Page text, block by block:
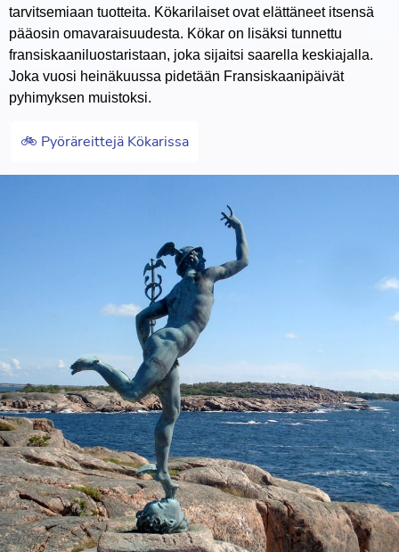
tarvitsemiaan tuotteita. Kökarilaiset ovat elättäneet itsensä
pääosin omavaraisuudesta. Kökar on lisäksi tunnettu
fransiskaaniluostaristaan, joka sijaitsi saarella keskiajalla.
Joka vuosi heinäkuussa pidetään Fransiskaanipäivät
pyhimyksen muistoksi.
🚲 Pyöräreittejä Kökarissa